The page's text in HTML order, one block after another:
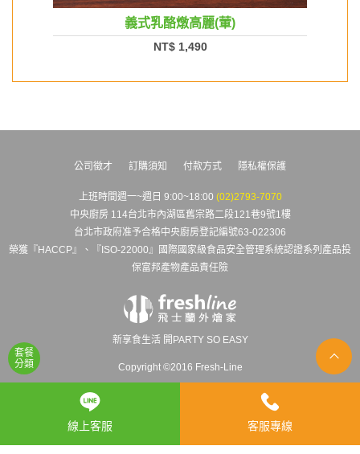
套餐
分類
義式乳酪燉高麗(葷)
NT$ 1,490
公司徵才 訂購須知 付款方式 隱私權保護
上班時間週一~週日 9:00~18:00 (02)2793-7070
中央廚房 114台北市內湖區舊宗路二段121巷9號1樓
台北市政府准予合格中央廚房登記編號63-022306
榮獲『HACCP』、『ISO-22000』國際國家級食品安全管理系統認證系列產品投
保富邦產物產品責任險
新享食生活 開PARTY SO EASY
Copyright ©2016 Fresh-Line
線上客服 客服專線